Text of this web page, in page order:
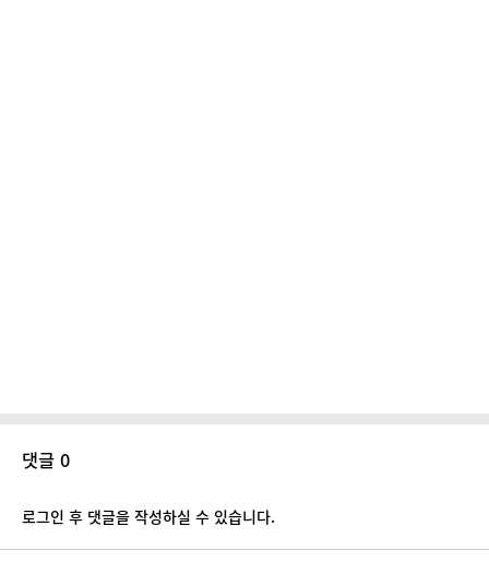
댓글 0
로그인 후 댓글을 작성하실 수 있습니다.